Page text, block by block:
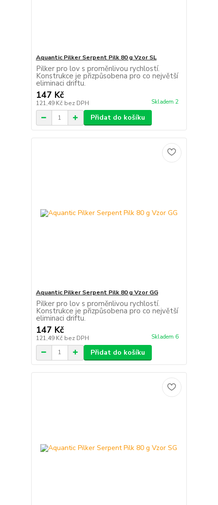
Aquantic Pilker Serpent Pilk 80 g Vzor SL
Pilker pro lov s proměnlivou rychlostí.
Konstrukce je přizpůsobena pro co největší
eliminaci driftu.
147 Kč
121,49 Kč bez DPH Skladem 2
Přidat do košíku
Aquantic Pilker Serpent Pilk 80 g Vzor GG
Pilker pro lov s proměnlivou rychlostí.
Konstrukce je přizpůsobena pro co největší
eliminaci driftu.
147 Kč
121,49 Kč bez DPH Skladem 6
Přidat do košíku